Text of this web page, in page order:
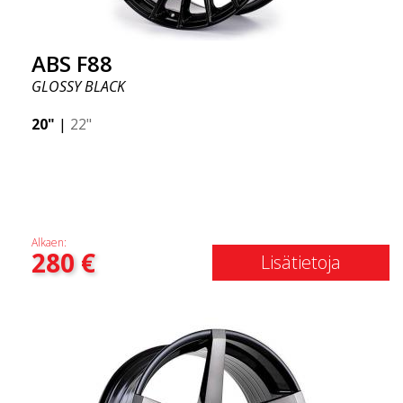
ABS F88
GLOSSY BLACK
20" | 22"
Alkaen:
280€ Lisätietoja